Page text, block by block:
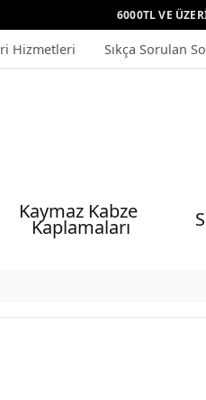
6000TL VE
Hizmetleri Sıkça Sorulan
Kaymaz Kabze
Kaplamaları